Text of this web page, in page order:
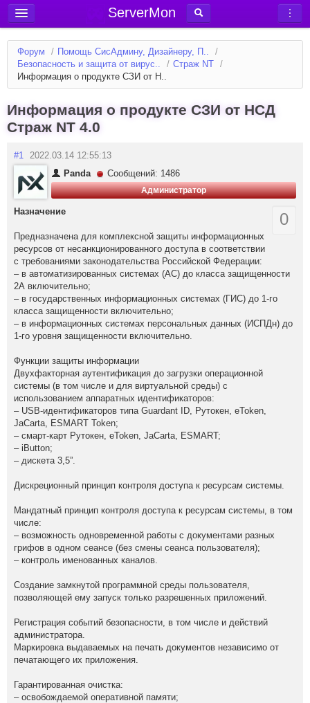
ServerMon
Добавить сервер
Мониторинг серверов
Новости
Блог
Статьи
Форум
Вход в аккаунт
Форум / Помощь СисАдмину, Дизайнеру, П..
/
Безопасность и защита от вирус..
/ Страж NT /
Информация о продукте СЗИ от Н..
Информация о продукте СЗИ от НСД
Страж NT 4.0
#1 2022.03.14 12:55:13
Panda
Сообщений: 1486
Администратор
0
Назначение
Предназначена для комплексной защиты информационных
ресурсов от несанкционированного доступа в соответствии
с требованиями законодательства Российской Федерации:
– в автоматизированных системах (АС) до класса защищенности
2А включительно;
– в государственных информационных системах (ГИС) до 1-го
класса защищенности включительно;
– в информационных системах персональных данных (ИСПДн) до
1-го уровня защищенности включительно.
Функции защиты информации
Двухфакторная аутентификация до загрузки операционной
системы (в том числе и для виртуальной среды) с
использованием аппаратных идентификаторов:
– USB-идентификаторов типа Guardant ID, Рутокен, eToken,
JaCarta, ESMART Token;
– смарт-карт Рутокен, eToken, JaCarta, ESMART;
– iButton;
– дискета 3,5”.
Дискреционный принцип контроля доступа к ресурсам системы.
Мандатный принцип контроля доступа к ресурсам системы, в том
числе:
– возможность одновременной работы с документами разных
грифов в одном сеансе (без смены сеанса пользователя);
– контроль именованных каналов.
Создание замкнутой программной среды пользователя,
позволяющей ему запуск только разрешенных приложений.
Регистрация событий безопасности, в том числе и действий
администратора.
Маркировка выдаваемых на печать документов независимо от
печатающего их приложения.
Гарантированная очистка:
– освобождаемой оперативной памяти;